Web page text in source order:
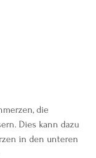
die
Dies kann dazu
in den unteren